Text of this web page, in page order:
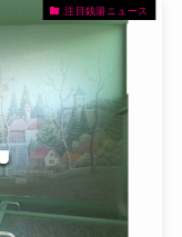
注目銭湯ニュース